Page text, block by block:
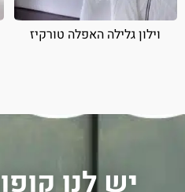
וילון גלילה האפלה טורקיז
יש לנו